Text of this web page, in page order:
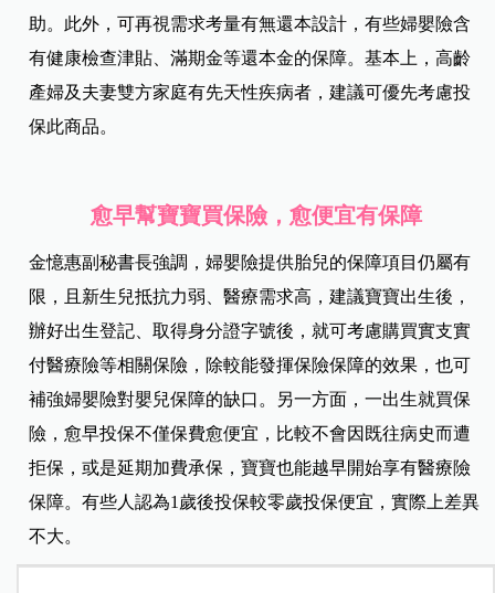
助。此外，可再視需求考量有無還本設計，有些婦嬰險含
有健康檢查津貼、滿期金等還本金的保障。基本上，高齡
產婦及夫妻雙方家庭有先天性疾病者，建議可優先考慮投
保此商品。
愈早幫寶寶買保險，愈便宜有保障
金憶惠副秘書長強調，婦嬰險提供胎兒的保障項目仍屬有
限，且新生兒抵抗力弱、醫療需求高，建議寶寶出生後，
辦好出生登記、取得身分證字號後，就可考慮購買實支實
付醫療險等相關保險，除較能發揮保險保障的效果，也可
補強婦嬰險對嬰兒保障的缺口。另一方面，一出生就買保
險，愈早投保不僅保費愈便宜，比較不會因既往病史而遭
拒保，或是延期加費承保，寶寶也能越早開始享有醫療險
保障。有些人認為1歲後投保較零歲投保便宜，實際上差異
不大。